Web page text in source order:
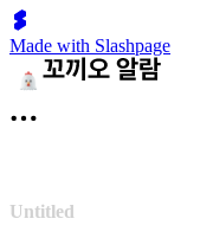
Made with Slashpage
Untitled